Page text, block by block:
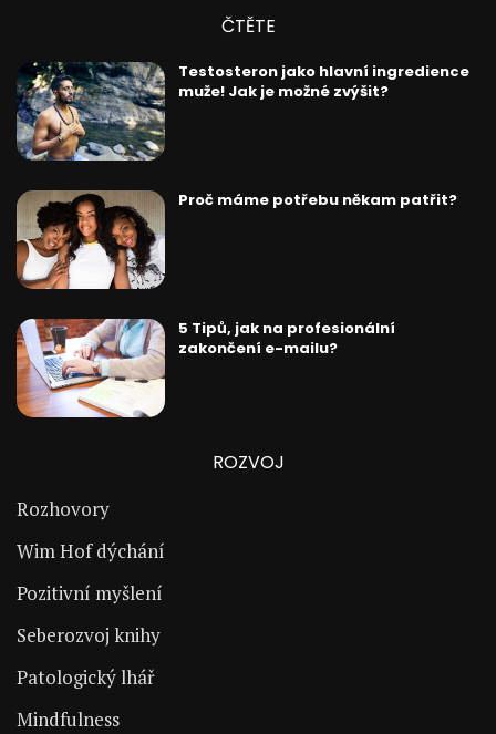
ČTĚTE
Testosteron jako hlavní ingredience
muže! Jak je možné zvýšit?
Proč máme potřebu někam patřit?
5 Tipů, jak na profesionální
zakončení e-mailu?
ROZVOJ
Rozhovory
Wim Hof dýchání
Pozitivní myšlení
Seberozvoj knihy
Patologický lhář
Mindfulness